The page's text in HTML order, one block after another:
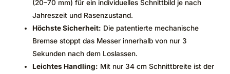
(20–70 mm) für ein individuelles Schnittbild je nach
Jahreszeit und Rasenzustand.
Höchste Sicherheit: Die patentierte mechanische
Bremse stoppt das Messer innerhalb von nur 3
Sekunden nach dem Loslassen.
Leichtes Handling: Mit nur 34 cm Schnittbreite ist der